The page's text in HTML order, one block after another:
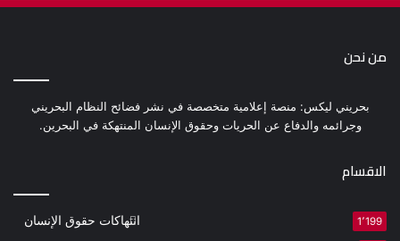
من نحن
بحريني ليكس: منصة إعلامية متخصصة في نشر فضائح النظام البحريني
وجرائمه والدفاع عن الحريات وحقوق الإنسان المنتهكة في البحرين.
الاقسام
انتهاكات حقوق الإنسان 1٬199